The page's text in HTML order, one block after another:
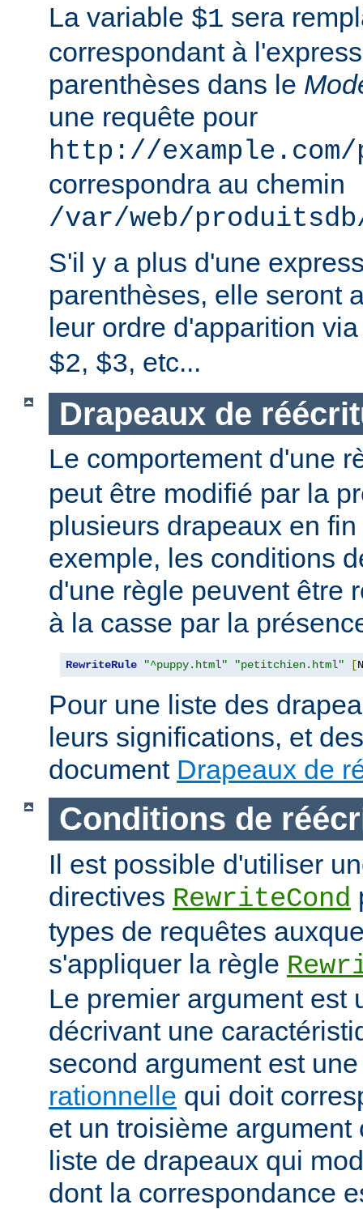
La variable $1 sera
correspondant à
parenthèses dans le
une requête pour
http://
correspondra au chemin
/var/web/
S'il y a plus d'une
parenthèses, elle seront
leur ordre d'apparition
$2, $3, etc...
Drapeaux de
Le comportement d'une
peut être modifié par la
plusieurs drapeaux en
exemple, les conditions
d'une règle peuvent être
à la casse par la
RewriteRule "^puppy.html" "petitchien.html" [
Pour une liste des
leurs significations, et
document Drapeaux de
Conditions de
Il est possible d'utiliser
directives RewriteCond
types de requêtes
s'appliquer la règle
Le premier argument est
décrivant une
second argument est
rationnelle qui doit
et un troisième
liste de drapeaux qui
dont la correspondance